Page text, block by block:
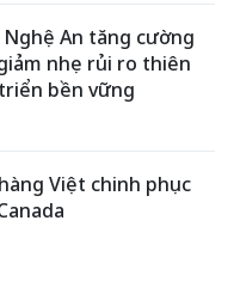
Nghệ An tăng cường
nhẹ rủi ro thiên
bền vững
Việt chinh phục